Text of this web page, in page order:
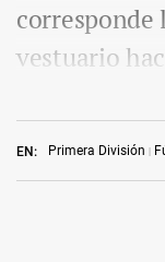
EN: Primera División
vestuario